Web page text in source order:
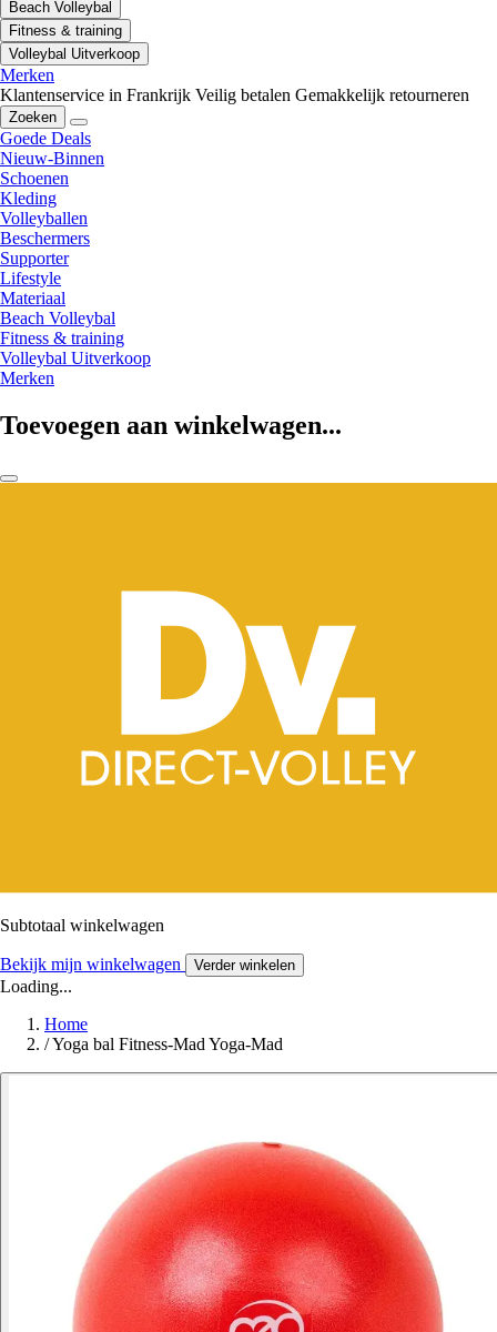
Beach Volleybal
Fitness & training
Volleybal Uitverkoop
Merken
Klantenservice in Frankrijk Veilig betalen Gemakkelijk retourneren
Zoeken
Goede Deals
Nieuw-Binnen
Schoenen
Kleding
Volleyballen
Beschermers
Supporter
Lifestyle
Materiaal
Beach Volleybal
Fitness & training
Volleybal Uitverkoop
Merken
Toevoegen aan winkelwagen...
Subtotaal winkelwagen
Bekijk mijn winkelwagen Verder winkelen
Loading...
Home
/Yoga bal Fitness-Mad Yoga-Mad